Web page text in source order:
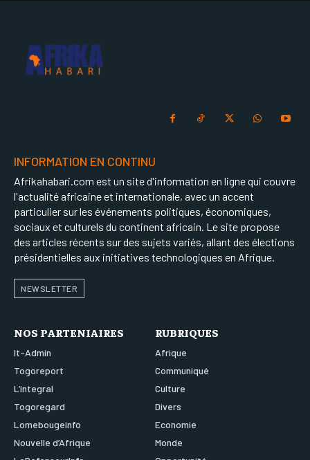
INFORMATION EN CONTINU
Afrikahabari.com est un site d'information en ligne qui couvre
l'actualité africaine et internationale, avec un accent
particulier sur les événements politiques, économiques,
sociaux et culturels du continent africain. Le site propose
des articles récents sur des sujets variés, allant des élections
présidentielles aux initiatives technologiques en Afrique.
NEWSLETTER
NOS PARTENIAIRES
It-Admin
Togoreport
L’integral
Togoregard
Lomebougeinfo
Nouvelle d’Afrique
RUBRIQUES
Afrique
Communiqué
Culture
Divers
Economie
Monde